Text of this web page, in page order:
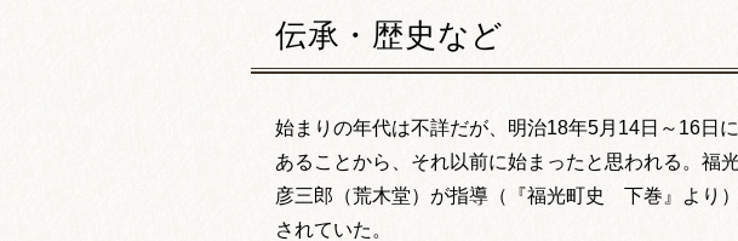
伝承・歴史など
始まりの年代は不詳だが、明治18年5月14日～16日
あることから、それ以前に始まったと思われる。福
彦三郎（荒木堂）が指導（『福光町史 下巻』より
されていた。